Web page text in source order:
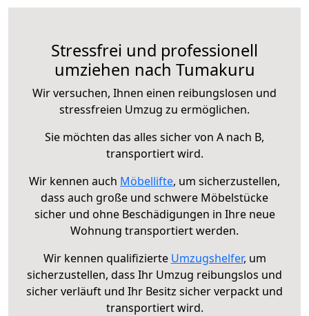
Stressfrei und professionell
umziehen nach Tumakuru
Wir versuchen, Ihnen einen reibungslosen und
stressfreien Umzug zu ermöglichen.
Sie möchten das alles sicher von A nach B,
transportiert wird.
Wir kennen auch Möbellifte, um sicherzustellen,
dass auch große und schwere Möbelstücke
sicher und ohne Beschädigungen in Ihre neue
Wohnung transportiert werden.
Wir kennen qualifizierte Umzugshelfer, um
sicherzustellen, dass Ihr Umzug reibungslos und
sicher verläuft und Ihr Besitz sicher verpackt und
transportiert wird.